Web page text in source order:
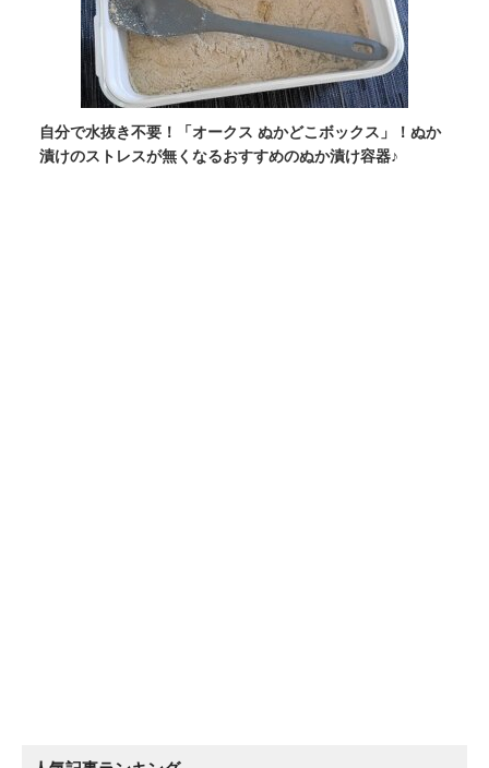
自分で水抜き不要！「オークス ぬかどこボックス」！ぬか
漬けのストレスが無くなるおすすめのぬか漬け容器♪